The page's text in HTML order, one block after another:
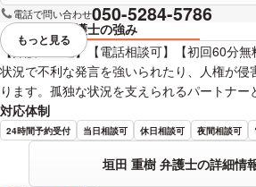
電話で問い合わせ050-5284-5786
弁護士の強み
【弁護士直通】【電話相談可】【初回60分
状況で不利な発言を強いられたり、人権が侵
ります。孤独な状況を支えられるパートナー
対応体制
24時間予約受付 当日相談可 休日相談可 夜間相談可
垣田 重樹 弁護士の詳細情
視覚的に省略されている要素を
もっと見る